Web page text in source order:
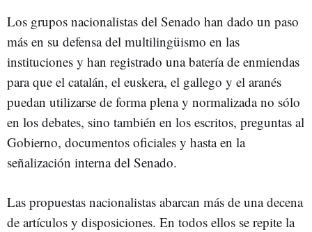
Los grupos nacionalistas del Senado han dado un paso
más en su defensa del multilingüismo en las
instituciones y han registrado una batería de enmiendas
para que el catalán, el euskera, el gallego y el aranés
puedan utilizarse de forma plena y normalizada no sólo
en los debates, sino también en los escritos, preguntas al
Gobierno, documentos oficiales y hasta en la
señalización interna del Senado.
Las propuestas nacionalistas abarcan más de una decena
de artículos y disposiciones. En todos ellos se repite la